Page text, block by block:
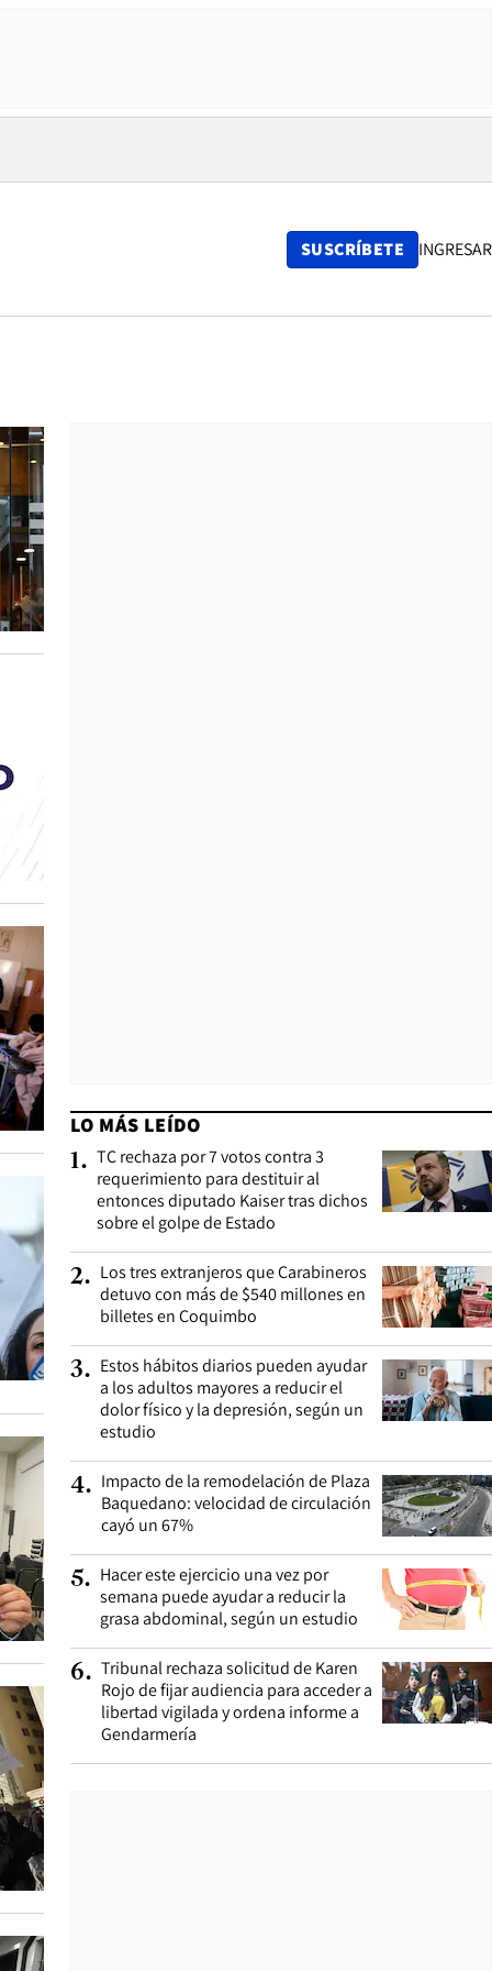
SUSCRÍBETE INGRESAR
LO MÁS LEÍDO
1. TC rechaza por 7 votos contra 3
requerimiento para destituir al
entonces diputado Kaiser tras dichos
sobre el golpe de Estado
2. Los tres extranjeros que Carabineros
detuvo con más de $540 millones en
billetes en Coquimbo
3. Estos hábitos diarios pueden ayudar
a los adultos mayores a reducir el
dolor físico y la depresión, según un
estudio
4. Impacto de la remodelación de Plaza
Baquedano: velocidad de circulación
cayó un 67%
5. Hacer este ejercicio una vez por
semana puede ayudar a reducir la
grasa abdominal, según un estudio
6. Tribunal rechaza solicitud de Karen
Rojo de fijar audiencia para acceder a
libertad vigilada y ordena informe a
Gendarmería